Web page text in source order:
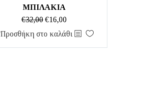
ΜΠΙΛΑΚΙΑ
€32,00 Original
price
€16,00Η
τρέχουσα
Προσθήκη στο καλάθι